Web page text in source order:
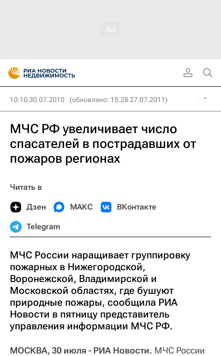
10:10 30.07.2010 (обновлено: 15:28 27.07.2011)
МЧС РФ увеличивает число
спасателей в пострадавших от
пожаров регионах
Читать в
Дзен МАКС ВКонтакте
Telegram
МЧС России наращивает группировку
пожарных в Нижегородской,
Воронежской, Владимирской и
Московской областях, где бушуют
природные пожары, сообщила РИА
Новости в пятницу представитель
управления информации МЧС РФ.
МОСКВА, 30 июля - РИА Новости. МЧС России